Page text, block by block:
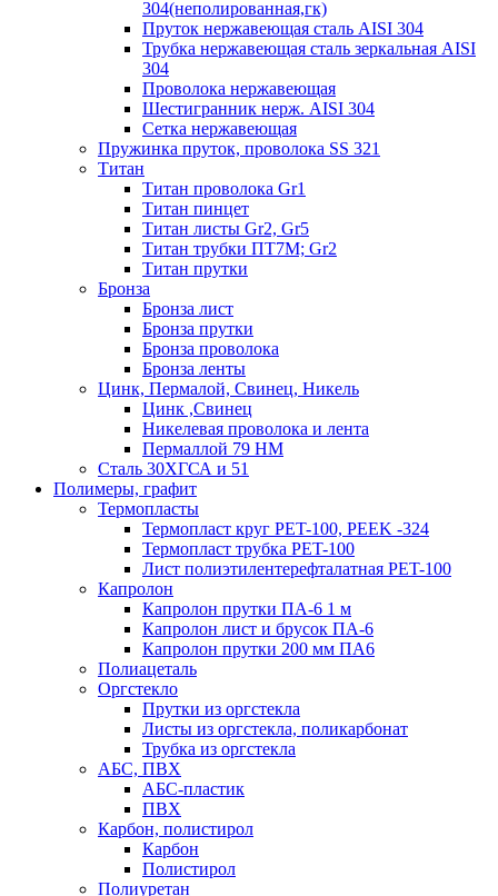
304(неполированная,гк)
Пруток нержавеющая сталь AISI 304
Трубка нержавеющая сталь зеркальная AISI
304
Проволока нержавеющая
Шестигранник нерж. AISI 304
Сетка нержавеющая
Пружинка пруток, проволока SS 321
Титан
Титан проволока Gr1
Титан пинцет
Титан листы Gr2, Gr5
Титан трубки ПТ7М; Gr2
Титан прутки
Бронза
Бронза лист
Бронза прутки
Бронза проволока
Бронза ленты
Цинк, Пермалой, Свинец, Никель
Цинк ,Свинец
Никелевая проволока и лента
Пермаллой 79 НМ
Сталь 30ХГСА и 51
Полимеры, графит
Термопласты
Термопласт круг PET-100, PEEK -324
Термопласт трубка PET-100
Лист полиэтилентерефталатная PET-100
Капролон
Капролон прутки ПА-6 1 м
Капролон лист и брусок ПА-6
Капролон прутки 200 мм ПА6
Полиацеталь
Оргстекло
Прутки из оргстекла
Листы из оргстекла, поликарбонат
Трубка из оргстекла
АБС, ПВХ
АБС-пластик
ПВХ
Карбон, полистирол
Карбон
Полистирол
Полиуретан